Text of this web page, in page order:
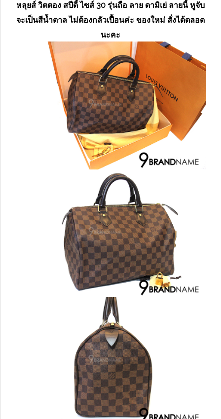
หลุยส์ วิตตอง สปีดี้ ไซส์ 30 รุ่นถือ ลาย ดามิเย่ ลายนี้ หูจับ
จะเป็นสีน้ำตาล ไม่ต้องกลัวเปื้อนค่ะ ของใหม่ สั่งได้ตลอด
นะคะ